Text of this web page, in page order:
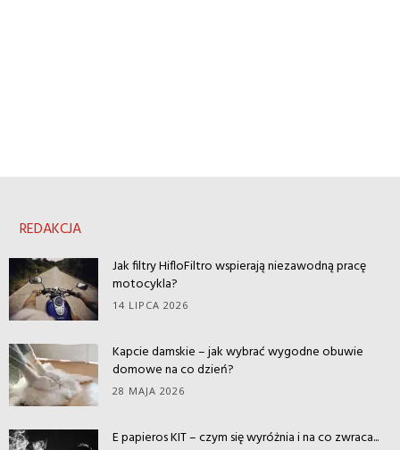
REDAKCJA
Jak filtry HifloFiltro wspierają niezawodną pracę
motocykla?
14 LIPCA 2026
Kapcie damskie – jak wybrać wygodne obuwie
domowe na co dzień?
28 MAJA 2026
E papieros KIT – czym się wyróżnia i na co zwraca...